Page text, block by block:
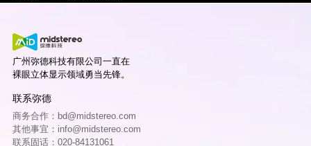
广州弥德科技有限公司一直在
裸眼立体显示领域勇当先锋。
联系弥德
商务合作：bd@midstereo.com
其他事宜：info@midstereo.com
联系固话：020-84131061